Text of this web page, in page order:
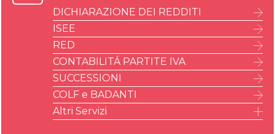
DICHIARAZIONE DEI REDDITI
ISEE
RED
CONTABILITÁ PARTITE IVA
SUCCESSIONI
COLF e BADANTI
Altri Servizi